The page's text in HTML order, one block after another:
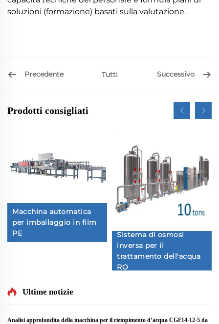
soluzioni (formazione) basati sulla valutazione.
Precedente Tutti Successivo
Prodotti consigliati
Macchina automatica
per imballaggio in film
PE
Sistema di osmosi
inversa per il
trattamento dell'acqua
RO
Ultime notizie
Analisi approfondita della macchina per il riempimento d’acqua CGF14-12-5 da